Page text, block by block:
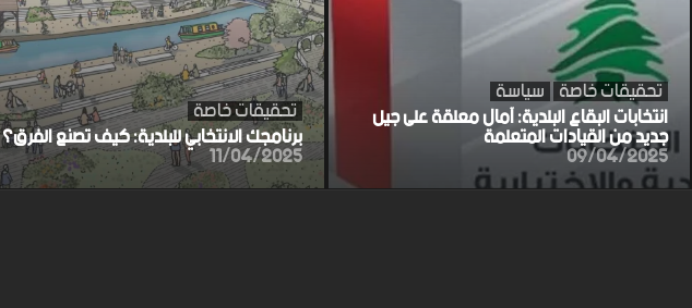
تحقيقات خاصة
برنامجك الانتخابي للبلدية: كيف تصنع الفرق؟
11/04/2025
تحقيقات خاصة سياسة
انتخابات البقاع البلدية: آمال معلقة على جيل
جديد من القيادات المتعلمة
09/04/2025